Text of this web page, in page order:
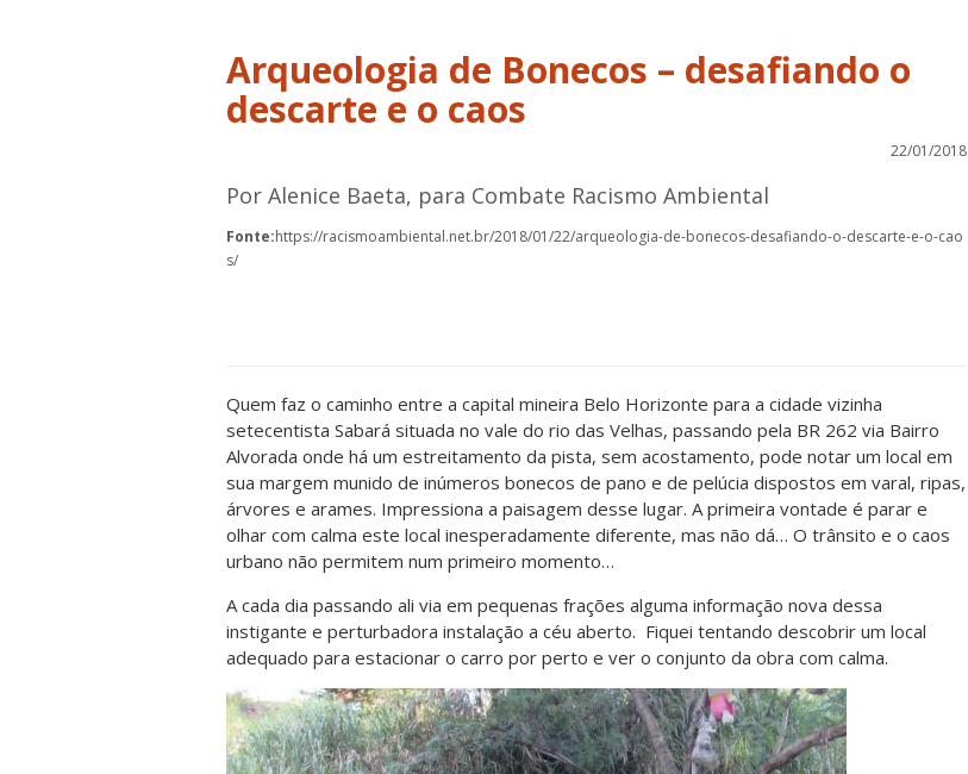
Arqueologia de Bonecos – desafiando o
descarte e o caos
22/01/2018
Por Alenice Baeta, para Combate Racismo Ambiental
Fonte:https://racismoambiental.net.br/2018/01/22/arqueologia-de-bonecos-desafiando-o-descarte-e-o-cao
s/
Quem faz o caminho entre a capital mineira Belo Horizonte para a cidade vizinha
setecentista Sabará situada no vale do rio das Velhas, passando pela BR 262 via Bairro
Alvorada onde há um estreitamento da pista, sem acostamento, pode notar um local em
sua margem munido de inúmeros bonecos de pano e de pelúcia dispostos em varal, ripas,
árvores e arames. Impressiona a paisagem desse lugar. A primeira vontade é parar e
olhar com calma este local inesperadamente diferente, mas não dá… O trânsito e o caos
urbano não permitem num primeiro momento…
A cada dia passando ali via em pequenas frações alguma informação nova dessa
instigante e perturbadora instalação a céu aberto. Fiquei tentando descobrir um local
adequado para estacionar o carro por perto e ver o conjunto da obra com calma.